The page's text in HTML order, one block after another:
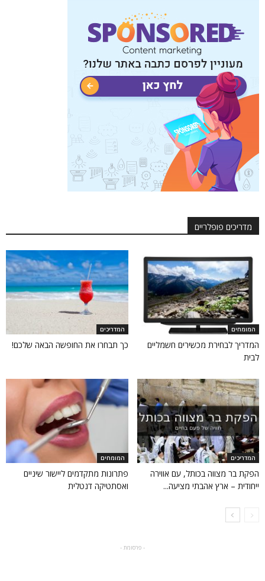
מדריכים פופלריים
המומחים
המדריך לבחירת מכשירים חשמליים
לבית
המדריכים
כך תבחרו את החופשה הבאה שלכם!
המדריכים
הפקת בר מצווה בכותל, עם אווירה
ייחודית – ארץ אהבתי מציעה...
המומחים
פתרונות מתקדמים ליישור שיניים
ואסתטיקה דנטלית
- פרסומת -